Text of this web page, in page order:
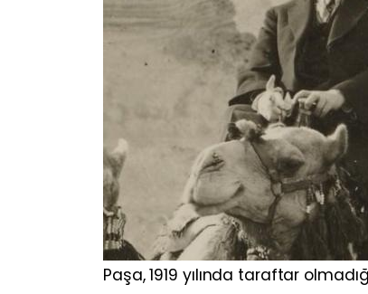
Paşa, 1919 yılında taraftar